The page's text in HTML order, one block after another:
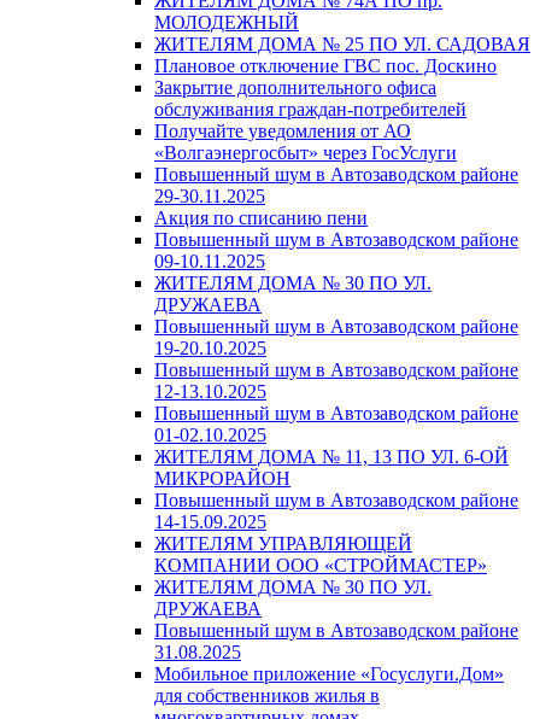
МОЛОДЕЖНЫЙ
ЖИТЕЛЯМ ДОМА № 25 ПО УЛ. САДОВАЯ
Плановое отключение ГВС пос. Доскино
Закрытие дополнительного офиса
обслуживания граждан-потребителей
Получайте уведомления от АО
«Волгаэнергосбыт» через ГосУслуги
Повышенный шум в Автозаводском районе
29-30.11.2025
Акция по списанию пени
Повышенный шум в Автозаводском районе
09-10.11.2025
ЖИТЕЛЯМ ДОМА № 30 ПО УЛ.
ДРУЖАЕВА
Повышенный шум в Автозаводском районе
19-20.10.2025
Повышенный шум в Автозаводском районе
12-13.10.2025
Повышенный шум в Автозаводском районе
01-02.10.2025
ЖИТЕЛЯМ ДОМА № 11, 13 ПО УЛ. 6-ОЙ
МИКРОРАЙОН
Повышенный шум в Автозаводском районе
14-15.09.2025
ЖИТЕЛЯМ УПРАВЛЯЮЩЕЙ
КОМПАНИИ ООО «СТРОЙМАСТЕР»
ЖИТЕЛЯМ ДОМА № 30 ПО УЛ.
ДРУЖАЕВА
Повышенный шум в Автозаводском районе
31.08.2025
Мобильное приложение «Госуслуги.Дом»
для собственников жилья в